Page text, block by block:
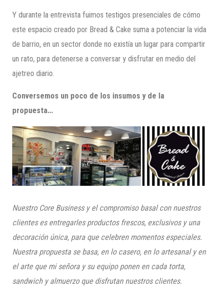
Y durante la entrevista fuimos testigos presenciales de cómo
este espacio creado por Bread & Cake suma a potenciar la vida
de barrio, en un sector donde no existía un lugar para compartir
un rato, para detenerse a conversar y disfrutar en medio del
ajetreo diario.
Conversemos un poco de los insumos y de la
propuesta…
Nuestro Core Business y elcompromisobasalcon nuestros
clienteses entregarles productos frescos, exclusivos y una
decoración única, para que celebren momentos especiales.
Nuestra propuesta se basa, en lo casero, en loartesanal y en
el arte que mi señora y su equipo ponen en cada torta,
sandwich y almuerzo que disfrutan nuestros clientes.